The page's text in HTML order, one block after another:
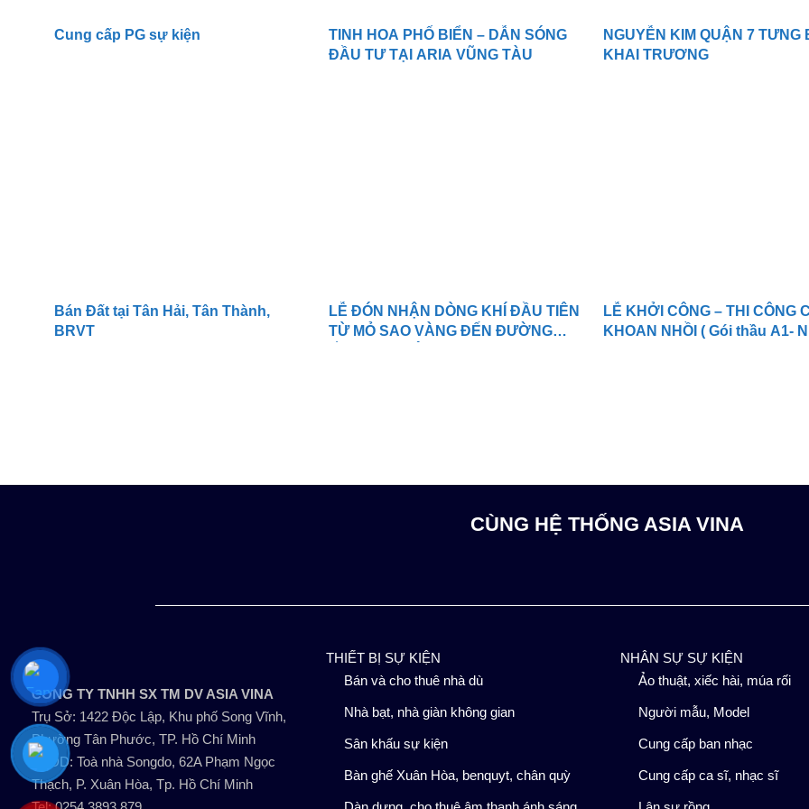
Cung cấp PG sự kiện
TINH HOA PHỐ BIỂN – DẪN SÓNG
ĐẦU TƯ TẠI ARIA VŨNG TÀU
NGUYỄN KIM QUẬN 7 TƯNG
KHAI TRƯƠNG
Bán Đất tại Tân Hải, Tân Thành,
BRVT
LỄ ĐÓN NHẬN DÒNG KHÍ ĐẦU TIÊN
TỪ MỎ SAO VÀNG ĐẾN ĐƯỜNG
LỄ KHỞI CÔNG – THI CÔNG
KHOAN NHỒI ( Gói thầu A1-
CÙNG HỆ THỐNG ASIA VINA
CÔNG TY TNHH SX TM DV ASIA VINA
Trụ Sở: 1422 Độc Lập, Khu phố Song Vĩnh,
Phường Tân Phước, TP. Hồ Chí Minh
VPĐD: Toà nhà Songdo, 62A Phạm Ngọc
Thạch, P. Xuân Hòa, Tp. Hồ Chí Minh
THIẾT BỊ SỰ KIỆN
Bán và cho thuê nhà dù
Nhà bạt, nhà giàn không gian
Sân khấu sự kiện
Bàn ghế Xuân Hòa, benquyt, chân quỳ
NHÂN SỰ SỰ KIỆN
Ảo thuật, xiếc hài, múa rối
Người mẫu, Model
Cung cấp ban nhạc
Cung cấp ca sĩ, nhạc sĩ